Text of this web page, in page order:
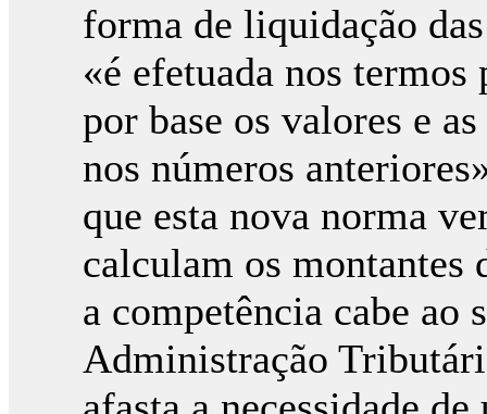
forma de liquidação
«é efetuada nos
por base os valores e
nos números
que esta nova norma
calculam os montantes
a competência cabe ao
Administração